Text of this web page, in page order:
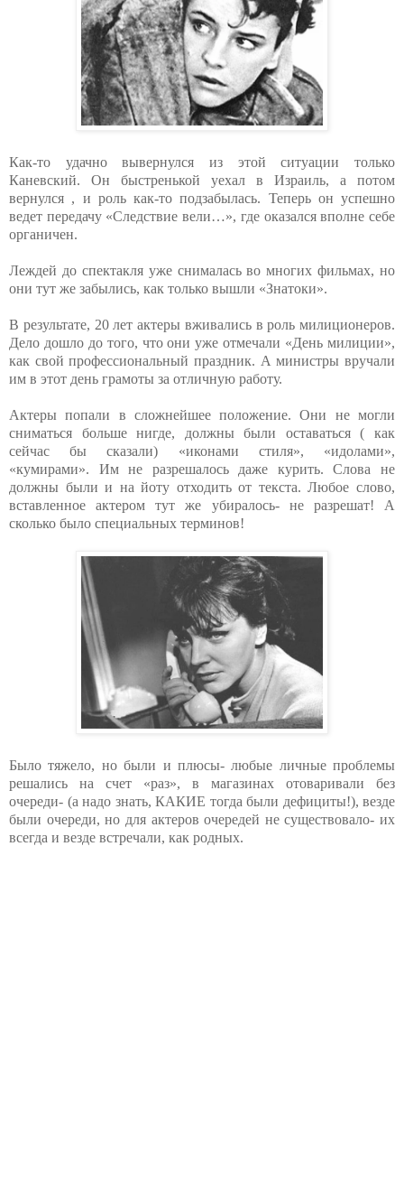
Как-то удачно вывернулся из этой ситуации только
Каневский. Он быстренькой уехал в Израиль, а потом
вернулся , и роль как-то подзабылась. Теперь он успешно
ведет передачу «Следствие вели…», где оказался вполне себе
органичен.
Леждей до спектакля уже снималась во многих фильмах, но
они тут же забылись, как только вышли «Знатоки».
В результате, 20 лет актеры вживались в роль милиционеров.
Дело дошло до того, что они уже отмечали «День милиции»,
как свой профессиональный праздник. А министры вручали
им в этот день грамоты за отличную работу.
Актеры попали в сложнейшее положение. Они не могли
сниматься больше нигде, должны были оставаться ( как
сейчас бы сказали) «иконами стиля», «идолами»,
«кумирами». Им не разрешалось даже курить. Слова не
должны были и на йоту отходить от текста. Любое слово,
вставленное актером тут же убиралось- не разрешат! А
сколько было специальных терминов!
Было тяжело, но были и плюсы- любые личные проблемы
решались на счет «раз», в магазинах отоваривали без
очереди- (а надо знать, КАКИЕ тогда были дефициты!), везде
были очереди, но для актеров очередей не существовало- их
всегда и везде встречали, как родных.